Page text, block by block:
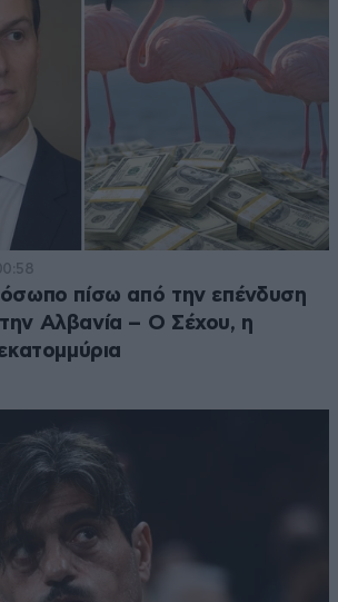
πίσω από την επένδυση
Αλβανία – Ο Σέχου, η